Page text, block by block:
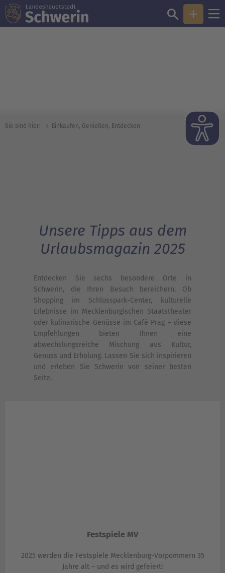
Sie sind hier: Einkaufen, Genießen, Entdecken
Unsere Tipps aus dem
Urlaubsmagazin 2025
Entdecken Sie sechs besondere Orte in
Schwerin, die Ihren Besuch bereichern. Ob
Shopping im Schlosspark-Center, kulturelle
Erlebnisse im Mecklenburgischen Staatstheater
oder kulinarische Genüsse im Café Prag – diese
Empfehlungen bieten Ihnen eine
abwechslungsreiche Mischung aus Kultur,
Genuss und Erholung. Lassen Sie sich inspirieren
und erleben Sie Schwerin von seiner besten
Seite.
Festspiele MV
2025 werden die Festspiele Mecklenburg-Vorpommern 35
Jahre alt – und es wird gefeiert!